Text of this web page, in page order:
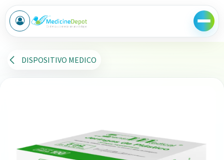
Ir al contenido
DISPOSITIVO MEDICO